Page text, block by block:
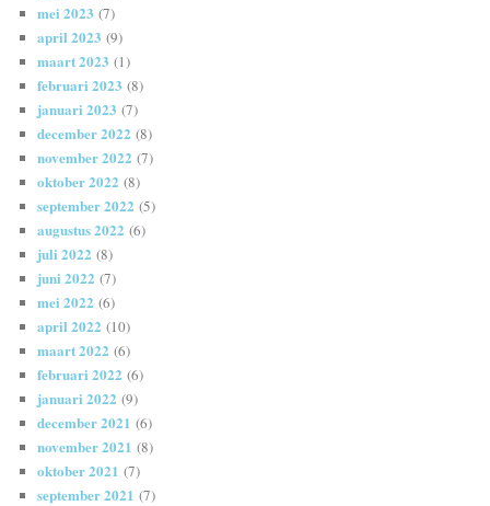
mei 2023 (7)
april 2023 (9)
maart 2023 (1)
februari 2023 (8)
januari 2023 (7)
december 2022 (8)
november 2022 (7)
oktober 2022 (8)
september 2022 (5)
augustus 2022 (6)
juli 2022 (8)
juni 2022 (7)
mei 2022 (6)
april 2022 (10)
maart 2022 (6)
februari 2022 (6)
januari 2022 (9)
december 2021 (6)
november 2021 (8)
oktober 2021 (7)
september 2021 (7)